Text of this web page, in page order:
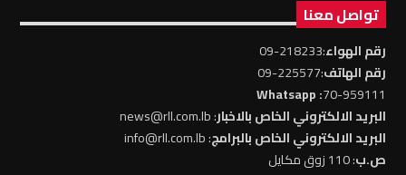
تواصل معنا
رقم الهواء:218233-09
رقم الهاتف:225577-09
70-959111
: Whatsapp
البريد الالكتروني الخاص بالاخبار: news@rll.com.lb
البريد الالكتروني الخاص بالبرامج: info@rll.com.lb
ص.ب: 110 زوق مكايل